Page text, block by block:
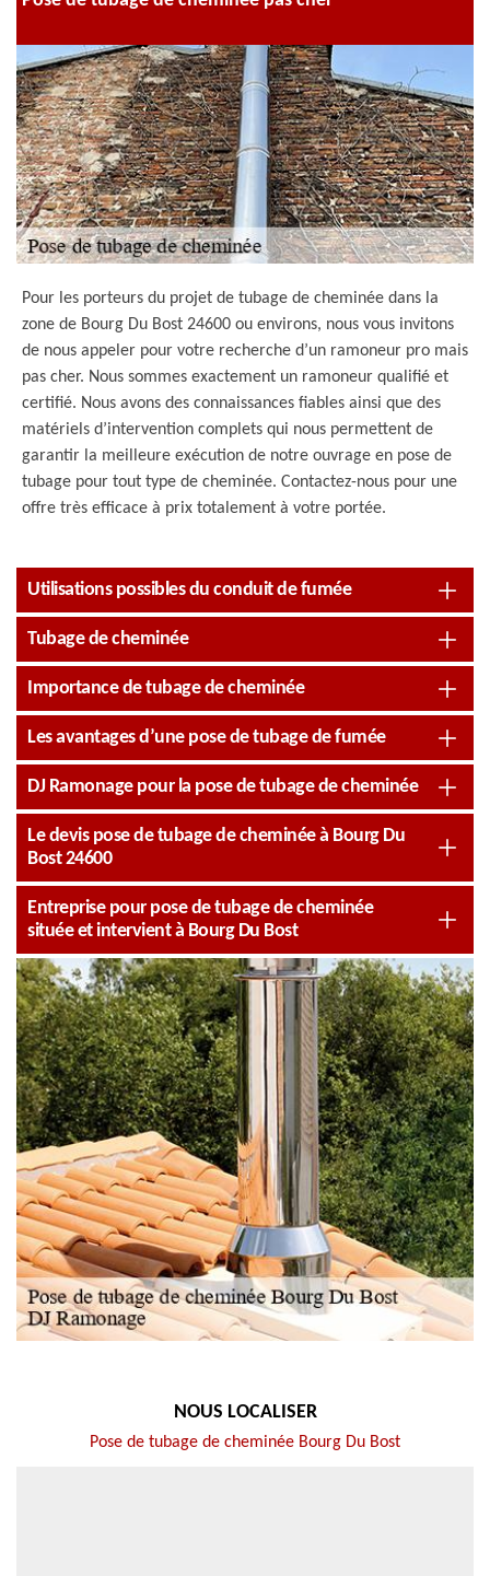
Pour les porteurs du projet de tubage de cheminée dans la
zone de Bourg Du Bost 24600 ou environs, nous vous invitons
de nous appeler pour votre recherche d’un ramoneur pro mais
pas cher. Nous sommes exactement un ramoneur qualifié et
certifié. Nous avons des connaissances fiables ainsi que des
matériels d’intervention complets qui nous permettent de
garantir la meilleure exécution de notre ouvrage en pose de
tubage pour tout type de cheminée. Contactez-nous pour une
offre très efficace à prix totalement à votre portée.
Utilisations possibles du conduit de fumée
Tubage de cheminée
Importance de tubage de cheminée
Les avantages d’une pose de tubage de fumée
DJ Ramonage pour la pose de tubage de cheminée
Le devis pose de tubage de cheminée à Bourg Du
Bost 24600
Entreprise pour pose de tubage de cheminée
située et intervient à Bourg Du Bost
NOUS LOCALISER
Pose de tubage de cheminée Bourg Du Bost